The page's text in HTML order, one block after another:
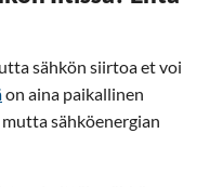
sähkön siirtoa et voi
on aina paikallinen
sähköenergian